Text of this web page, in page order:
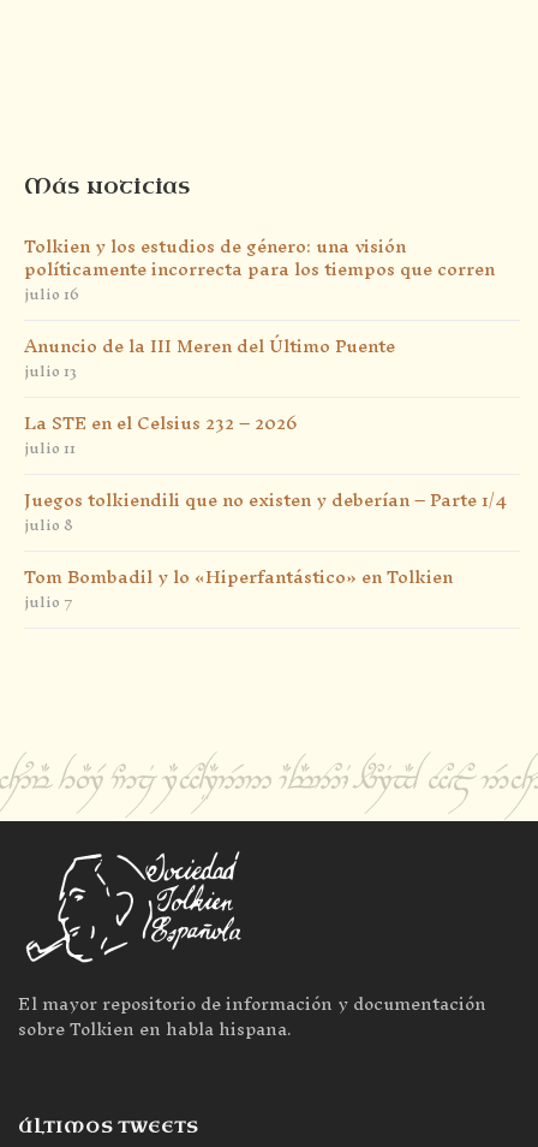
Más noticias
Tolkien y los estudios de género: una visión
políticamente incorrecta para los tiempos que corren
julio 16
Anuncio de la III Meren del Último Puente
julio 13
La STE en el Celsius 232 – 2026
julio 11
Juegos tolkiendili que no existen y deberían – Parte 1/4
julio 8
Tom Bombadil y lo «Hiperfantástico» en Tolkien
julio 7
El mayor repositorio de información y documentación
sobre Tolkien en habla hispana.
ÚLTIMOS TWEETS